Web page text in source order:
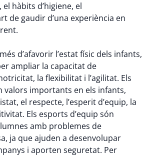
hàbits d’higiene, el
de gaudir d’una experiència en
d’afavorir l’estat físic dels infants,
ampliar la capacitat de
la flexibilitat i l’agilitat. Els
valors importants en els infants,
el respecte, l’esperit d’equip, la
Els esports d’equip són
amb problemes de
ja que ajuden a desenvolupar
i aporten seguretat. Per